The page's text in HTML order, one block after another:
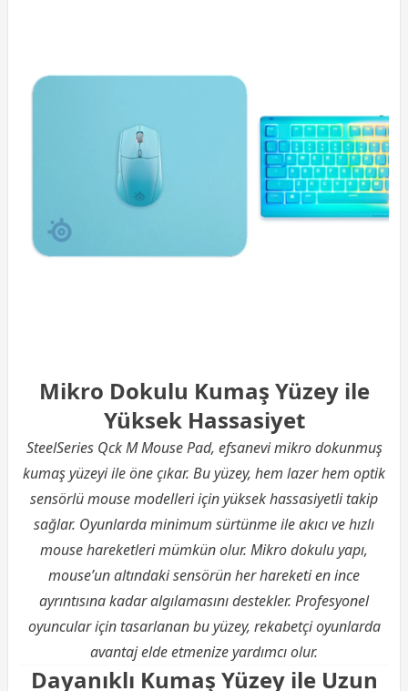
Mikro Dokulu Kumaş Yüzey ile
Yüksek Hassasiyet
SteelSeries Qck M Mouse Pad, efsanevi mikro dokunmuş
kumaş yüzeyi ile öne çıkar. Bu yüzey, hem lazer hem optik
sensörlü mouse modelleri için yüksek hassasiyetli takip
sağlar. Oyunlarda minimum sürtünme ile akıcı ve hızlı
mouse hareketleri mümkün olur. Mikro dokulu yapı,
mouse’un altındaki sensörün her hareketi en ince
ayrıntısına kadar algılamasını destekler. Profesyonel
oyuncular için tasarlanan bu yüzey, rekabetçi oyunlarda
avantaj elde etmenize yardımcı olur.
Dayanıklı Kumaş Yüzey ile Uzun